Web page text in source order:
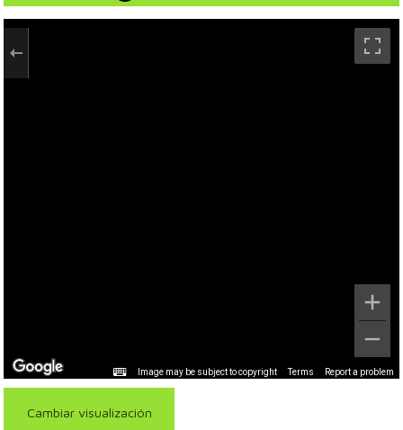
Image may be subject to copyright Terms Report a problem
Cambiar visualización